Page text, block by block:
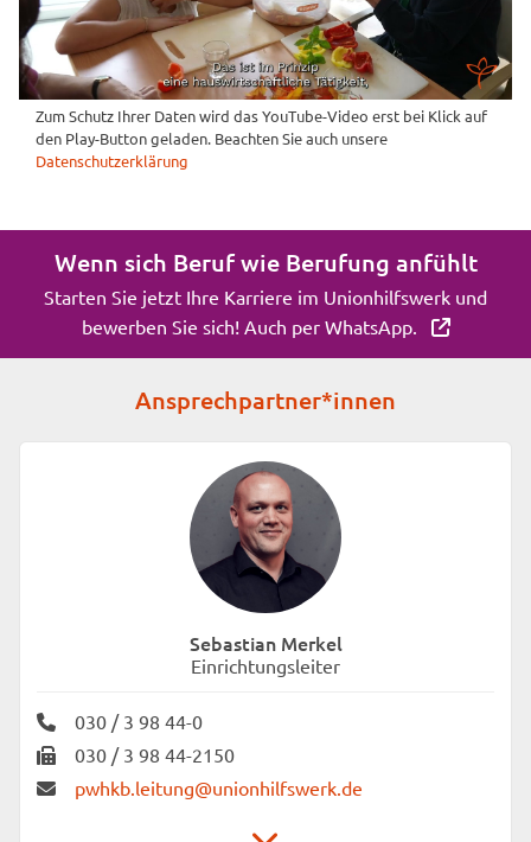
Zum Schutz Ihrer Daten wird das YouTube-Video erst bei Klick auf
den Play-Button geladen. Beachten Sie auch unsere
Datenschutzerklärung
Wenn sich Beruf wie Berufung anfühlt
Starten Sie jetzt Ihre Karriere im Unionhilfswerk und
bewerben Sie sich! Auch per WhatsApp.
Ansprechpartner*innen
Sebastian Merkel
Einrichtungsleiter
030 / 3 98 44-0
030 / 3 98 44-2150
pwhkb.leitung@unionhilfswerk.de